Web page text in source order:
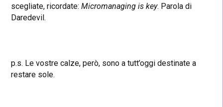
scegliate, ricordate:Micromanaging is key. Parola di
Daredevil.
p.s. Le vostre calze, però, sono a tutt’oggi destinate a
restare sole.